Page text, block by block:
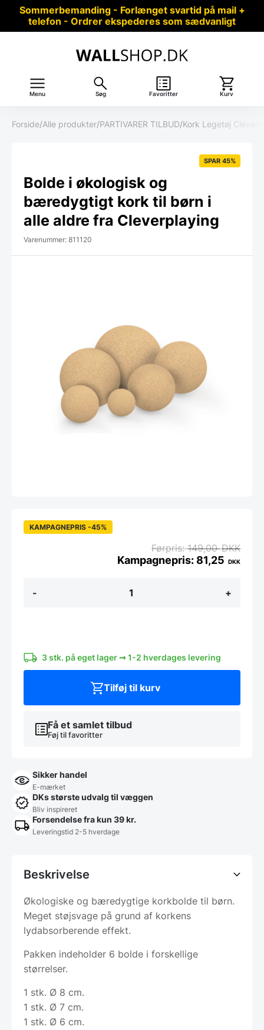
Sommerbemanding - Forlænget svartid på mail +
telefon - Ordrer ekspederes som sædvanligt
Menu Søg Favoritter Kurv
Forside/Alle produkter/PARTIVARER TILBUD/Kork Legetøj
SPAR 45%
Bolde i økologisk og
bæredygtigt kork til børn i
alle aldre fra Cleverplaying
Varenummer: 811120
-
børn
i
antal
+
KAMPAGNEPRIS -45%
149,00DKK
81,25 DKK
3 stk. på eget lager ➞ 1-2 hverdages levering
Få et samlet tilbud
Føj til favoritter
Tilføj til kurv
Sikker handel
E-mærket
DKs største udvalg til væggen
Bliv inspireret
Forsendelse fra kun 39 kr.
Leveringstid 2-5 hverdage
Beskrivelse
Økologiske og bæredygtige korkbolde til børn.
Meget støjsvage på grund af korkens
lydabsorberende effekt.
Pakken indeholder 6 bolde i forskellige
størrelser.
1 stk. Ø 8 cm.
1 stk. Ø 7 cm.
1 stk. Ø 6 cm.